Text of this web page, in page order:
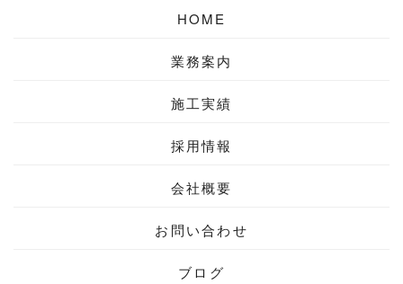
HOME
業務案内
施工実績
採用情報
会社概要
お問い合わせ
ブログ